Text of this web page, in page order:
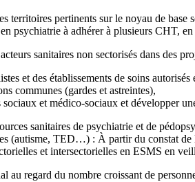
territoires pertinents sur le noyau de
psychiatrie à adhérer à plusieurs CHT,
sanitaires non sectorisés dans des
et des établissements de soins
communes (gardes et astreintes),
et médico-sociaux et développer
sanitaires de psychiatrie et de
(autisme, TED…) : À partir du constat
et intersectorielles en ESMS en
au regard du nombre croissant de